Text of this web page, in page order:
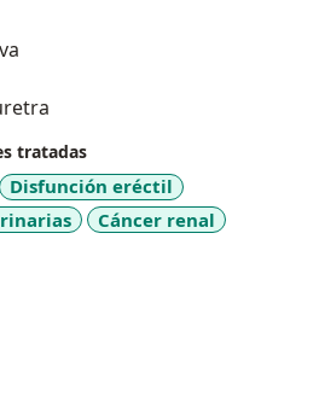
del HOSPITAL CENTRAL
México, acudiendo a
e internacionales
de la especialidad
en la India como
por parte de la ASOCIACIÓN
tratadas
Disfunción eréctil
Cáncer renal